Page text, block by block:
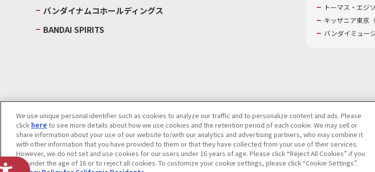
バンダイナムコホールディングス
BANDAI SPIRITS
トーマス・エジ
キッザニア東京
バンダイミュー
ウェブサイトご利用条件ソーシャルメディアポリシー個人情報及び特定個人情報等の取り扱いに関する保護方針
Do Not Sell or Share My Personal Information著作権・商標についてカスタマーハラスメントに対する基本的な対応
We use unique personal identifier such as cookies to analyze our traffic and to personalize content and ads. Please
click here to see more details about how we use cookies and the retention period of each cookie. We may sell or
share information about your use of our website to/with our analytics and advertising partners, who may combine it
with other information that you have provided to them or that they have collected from your use of their services.
However, we do not set and use cookies for our users under 16 years of age. Please click “Reject All Cookies” if you
are under the age of 16 or to reject all cookies. To customize your cookie settings, please click “Cookie Settings”.